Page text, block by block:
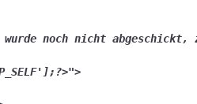
noch nicht abgeschickt,